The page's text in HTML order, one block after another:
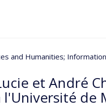
and Humanities;
et André
de